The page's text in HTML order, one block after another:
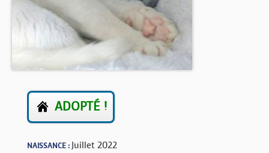
ADOPTÉ !
NAISSANCE : Juillet 2022